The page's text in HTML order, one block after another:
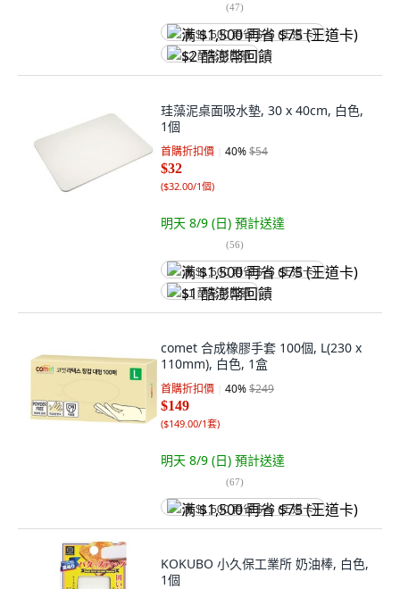
(47)
满 $1,500 再省 $75 (王道卡)
$2 酷澎幣回饋
珪藻泥桌面吸水墊, 30 x 40cm, 白色,
1個
首購折扣價 40%$54
$32
($32.00/1個)
明天 8/9 (日) 預計送達
(56)
满 $1,500 再省 $75 (王道卡)
$1 酷澎幣回饋
comet 合成橡膠手套 100個, L(230 x
110mm), 白色, 1盒
首購折扣價 40%$249
$149
($149.00/1套)
明天 8/9 (日) 預計送達
(67)
满 $1,500 再省 $75 (王道卡)
KOKUBO 小久保工業所 奶油棒, 白色,
1個